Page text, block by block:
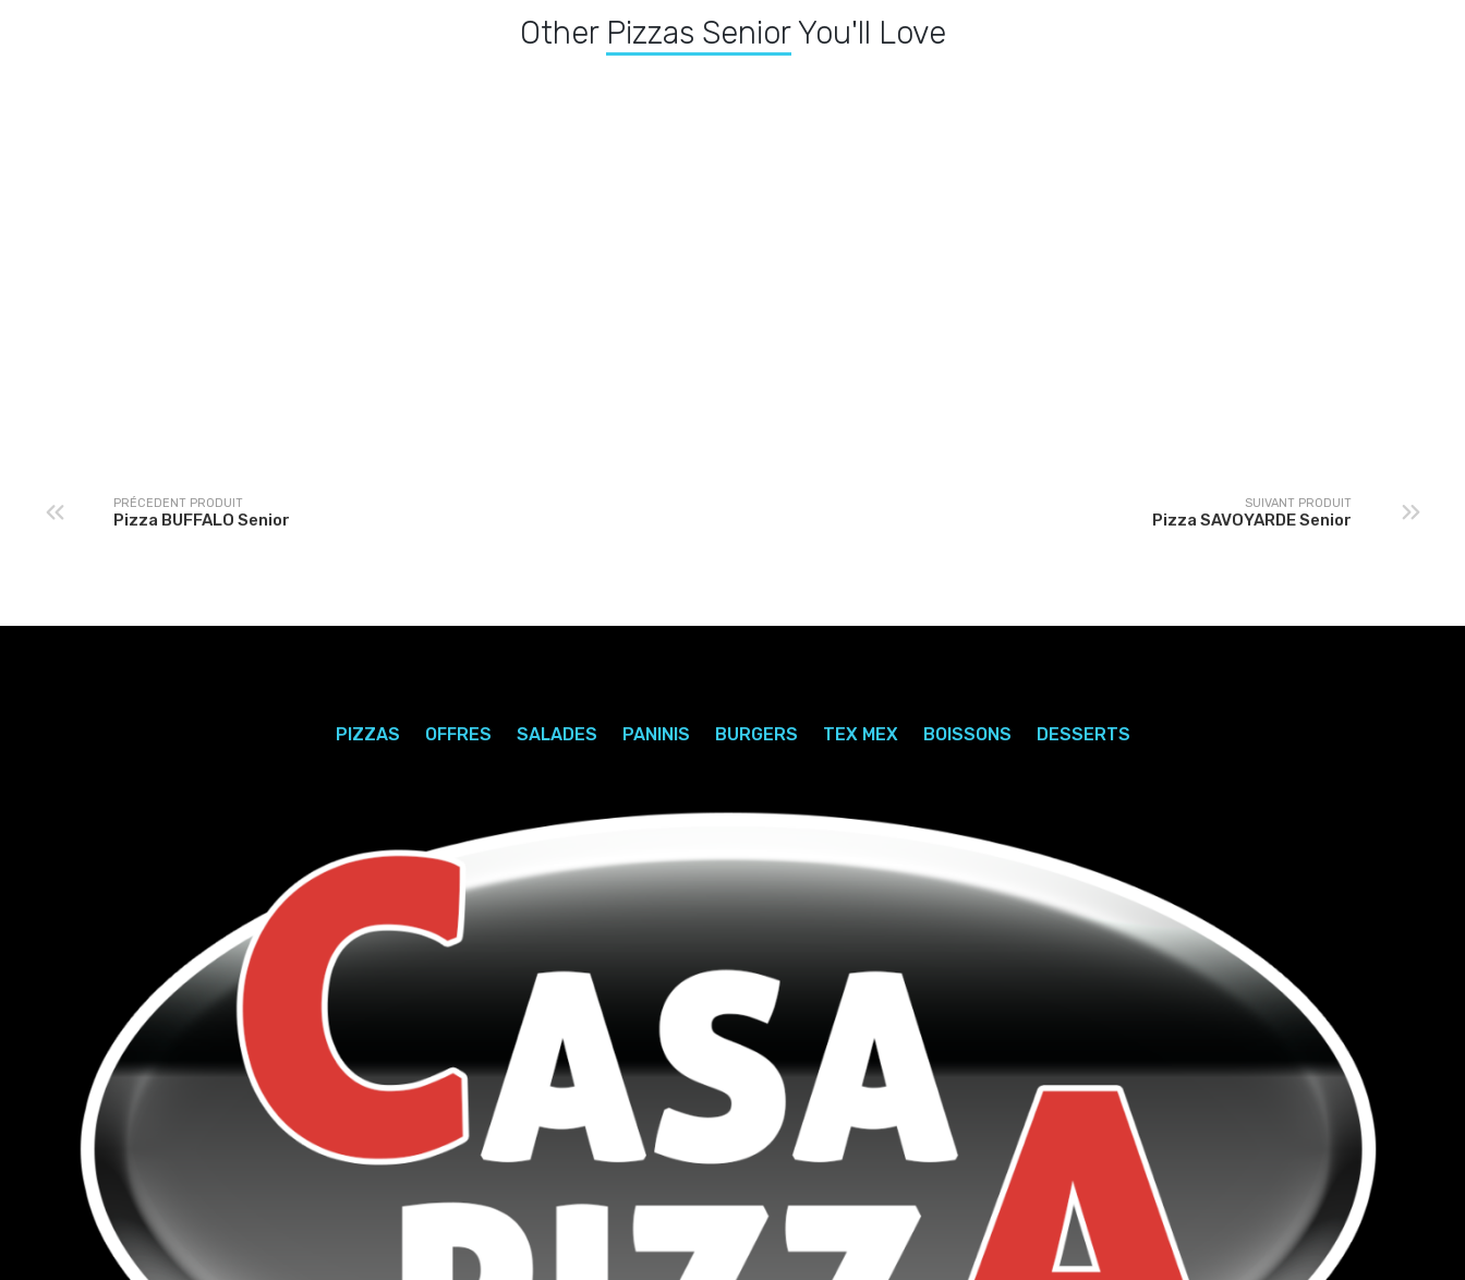
Other Pizzas SeniorYou'll Love
PRÉCEDENT PRODUIT
Pizza BUFFALO Senior
SUIVANT PRODUIT
Pizza SAVOYARDE Senior
PIZZAS OFFRES SALADES PANINIS BURGERS TEX MEX BOISSONS DESSERTS